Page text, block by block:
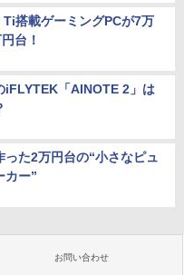
搭載ゲーミングPCが7万
台！
iFLYTEK「AINOTE 2」は
った2万円台の“小さなピュ
カー”
お問い合わせ